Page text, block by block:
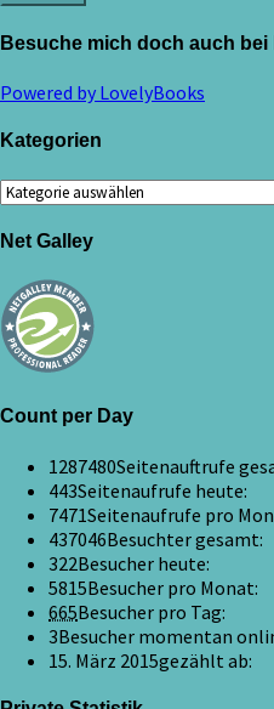
Besuche mich doch auch
Powered by LovelyBooks
Kategorien
Kategorien
Net Galley
Count per Day
1287480Seitenauftrufe
443Seitenaufrufe heute:
7471Seitenaufrufe pro
437046Besuchter gesamt:
322Besucher heute:
5815Besucher pro Monat:
665Besucher pro Tag:
3Besucher momentan
15. März 2015gezählt ab: